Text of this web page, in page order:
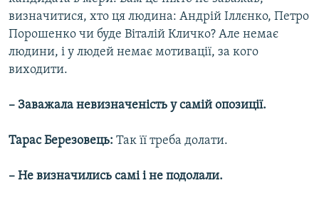
визначитися, хто ця людина: Андрій Іллєнко, Петро
Порошенко чи буде Віталій Кличко? Але немає
людини, і у людей немає мотивації, за кого
виходити.
– Заважала невизначеність у самій опозиції.
Тарас Березовець: Так її треба долати.
– Не визначились самі і не подолали.